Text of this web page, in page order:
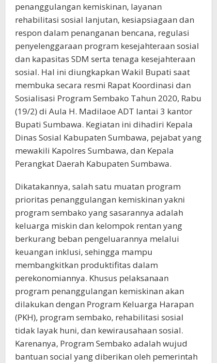
penanggulangan kemiskinan, layanan
rehabilitasi sosial lanjutan, kesiapsiagaan dan
respon dalam penanganan bencana, regulasi
penyelenggaraan program kesejahteraan sosial
dan kapasitas SDM serta tenaga kesejahteraan
sosial. Hal ini diungkapkan Wakil Bupati saat
membuka secara resmi Rapat Koordinasi dan
Sosialisasi Program Sembako Tahun 2020, Rabu
(19/2) di Aula H. Madilaoe ADT lantai 3 kantor
Bupati Sumbawa. Kegiatan ini dihadiri Kepala
Dinas Sosial Kabupaten Sumbawa, pejabat yang
mewakili Kapolres Sumbawa, dan Kepala
Perangkat Daerah Kabupaten Sumbawa.
Dikatakannya, salah satu muatan program
prioritas penanggulangan kemiskinan yakni
program sembako yang sasarannya adalah
keluarga miskin dan kelompok rentan yang
berkurang beban pengeluarannya melalui
keuangan inklusi, sehingga mampu
membangkitkan produktifitas dalam
perekonomiannya. Khusus pelaksanaan
program penanggulangan kemiskinan akan
dilakukan dengan Program Keluarga Harapan
(PKH), program sembako, rehabilitasi sosial
tidak layak huni, dan kewirausahaan sosial.
Karenanya, Program Sembako adalah wujud
bantuan social yang diberikan oleh pemerintah